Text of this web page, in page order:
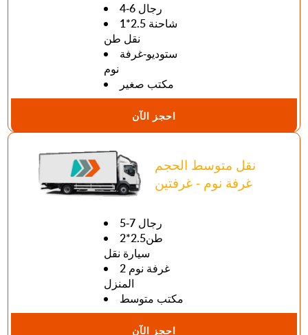
4-6 رجال
1*2.5 شاحنة
نقل طن
ستوديو-غرفة
نوم
مكتب صغير
احجز الآن
نقل متوسط الحجم
غرفة نوم - غرفتين
5-7 رجال
طن2.5*2
سيارة نقل
2 غرفة نوم
المنزل
مكتب متوسط
احجز الآن